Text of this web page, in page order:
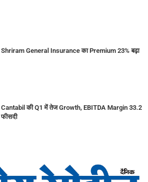
Shriram General Insurance का Premium 23% बढ़ा
Cantabil की Q1 में तेज Growth, EBITDA Margin 33.2
फीसदी